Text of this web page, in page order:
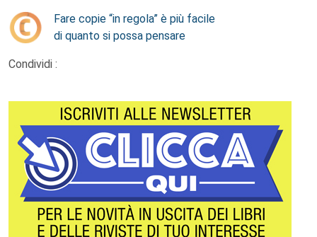
Fare copie “in regola” è più facile
di quanto si possa pensare
Condividi :